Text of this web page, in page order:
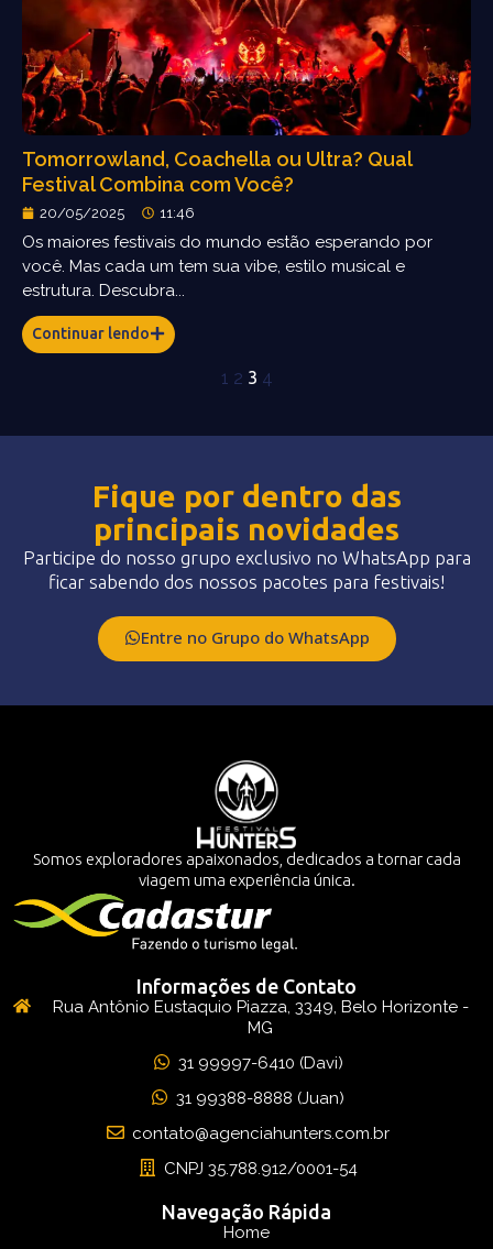
Tomorrowland, Coachella ou Ultra? Qual
Festival Combina com Você?
20/05/2025 11:46
Os maiores festivais do mundo estão esperando por
você. Mas cada um tem sua vibe, estilo musical e
estrutura. Descubra...
Continuar lendo
1 2 3 4
Fique por dentro das
principais novidades
Participe do nosso grupo exclusivo no WhatsApp para
ficar sabendo dos nossos pacotes para festivais!
Entre no Grupo do WhatsApp
Somos exploradores apaixonados, dedicados a tornar cada
viagem uma experiência única.
Informações de Contato
Rua Antônio Eustaquio Piazza, 3349, Belo Horizonte -
MG
31 99997-6410 (Davi)
31 99388-8888 (Juan)
contato@agenciahunters.com.br
CNPJ 35.788.912/0001-54
Navegação Rápida
Home